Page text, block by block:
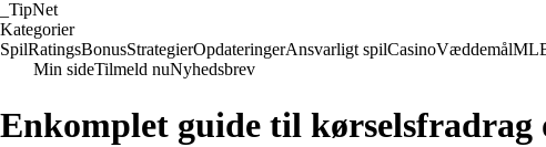
TipNet
Kategorier
SpilRatingsBonusStrategierOpdateringerAnsvarligt spilCasinoVæddemål
Min sideTilmeld nuNyhedsbrev
Enkomplet guide til